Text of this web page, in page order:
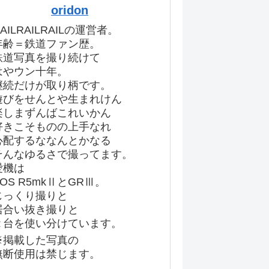
oridon
の運営者。
齢＝鉄道ファン歴。
道写真を撮り続けて
やウン十年。
続だけが取り柄です。
びをせんとや生まれけん
しまずんばこれいかん
きこそものの上手なれ
配するななんとかなる
んなゆるさで撮ってます。
機は
R5mkⅡとGRⅢ。
っくり撮りと
合い抜き撮りと
台を使い分けています。
載した写真の
断使用は禁じます。